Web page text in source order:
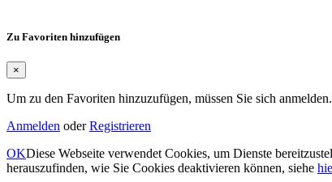
Zu Favoriten hinzufügen
×
Um zu den Favoriten hinzuzufügen, müssen Sie sich anmelden.
Anmelden oderRegistrieren
OKDiese Webseite verwendet Cookies, um Dienste
herauszufinden, wie Sie Cookies deaktivieren können, siehe